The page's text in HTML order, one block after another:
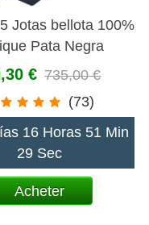
Jotas bellota 100%
Pata Negra
€ 735,00 €
(73)
16 Horas 51 Min
28 Sec
Acheter